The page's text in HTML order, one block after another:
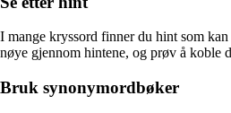
I mange kryssord finner du hint som
nøye gjennom hintene, og prøv å koble
Bruk synonymordbøker